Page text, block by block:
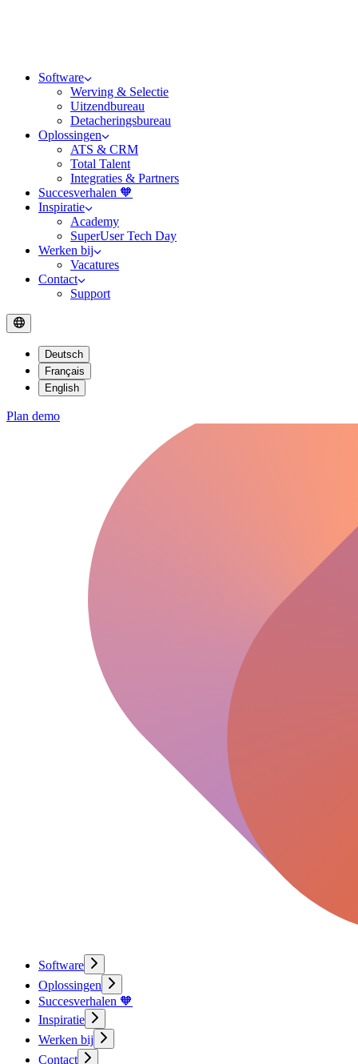
Software
Werving & Selectie
Uitzendbureau
Detacheringsbureau
Oplossingen
ATS & CRM
Total Talent
Integraties & Partners
Succesverhalen 🧡
Inspiratie
Academy
SuperUser Tech Day
Werken bij
Vacatures
Contact
Support
Deutsch
Français
English
Plan demo
Software
Oplossingen
Succesverhalen 🧡
Inspiratie
Werken bij
Contact